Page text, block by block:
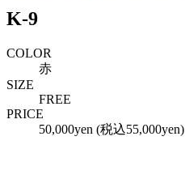
K-9
COLOR
赤
SIZE
FREE
PRICE
50,000yen (税込55,000yen)